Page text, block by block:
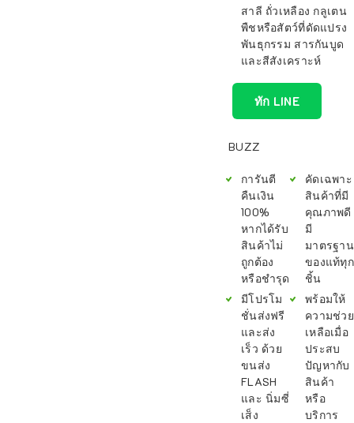
สาลี ถั่วเหลือง กลูเตน
พืชหรือสัตว์ที่ดัดแปรง
พันธุกรรม สารกันบูด
และสีสังเคราะห์
ทัก LINE
BUZZ
การันตี
คืนเงิน
100%
หากได้รับ
สินค้าไม่
ถูกต้อง
หรือชำรุด
มีโปรโม
ชั่นส่งฟรี
และส่ง
เร็ว ด้วย
ขนส่ง
FLASH
และ นิ่มซี่
เส็ง
คัดเฉพาะ
สินค้าที่มี
คุณภาพดี
มี
มาตรฐาน
ของแท้ทุก
ชิ้น
พร้อมให้
ความช่วย
เหลือเมื่อ
ประสบ
ปัญหากับ
สินค้า
หรือ
บริการ